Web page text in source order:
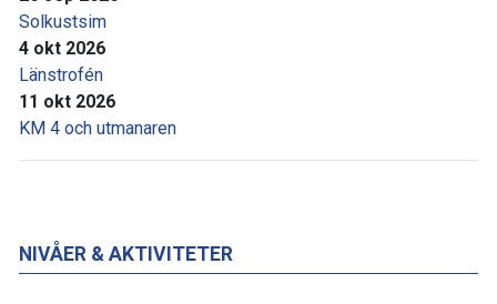
Solkustsim
4 okt 2026
Länstrofén
11 okt 2026
KM 4 och utmanaren
NIVÅER & AKTIVITETER